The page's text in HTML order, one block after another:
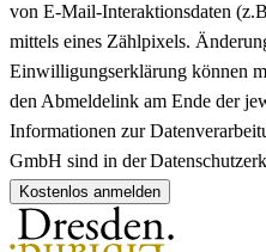
von E-Mail-Interaktionsdaten
mittels eines Zählpixels.
Einwilligungserklärung können
den Abmeldelink am Ende der
Informationen zur
GmbH sind in der
Kostenlos anmelden